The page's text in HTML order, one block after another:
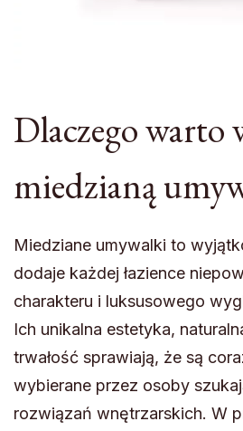
Dlaczego warto
miedzianą
Miedziane umywalki to
dodaje każdej łazience
charakteru i luksusowego
Ich unikalna estetyka,
trwałość sprawiają, że są
wybierane przez osoby
rozwiązań wnętrzarskich. W